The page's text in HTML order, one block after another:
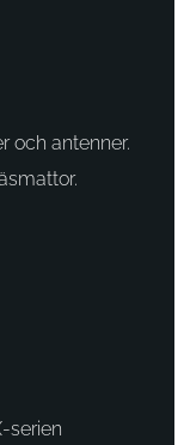
och antenner.
serien